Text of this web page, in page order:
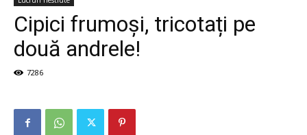
Cipici frumoși, tricotați pe
două andrele!
7286